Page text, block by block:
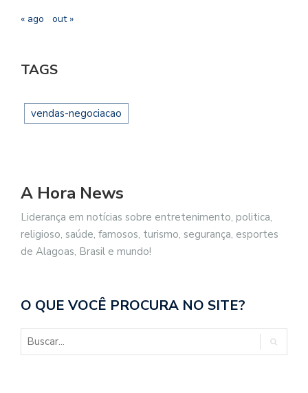
« ago out »
TAGS
vendas-negociacao
A Hora News
Liderança em notícias sobre entretenimento, politica,
religioso, saúde, famosos, turismo, segurança, esportes
de Alagoas, Brasil e mundo!
O QUE VOCÊ PROCURA NO SITE?